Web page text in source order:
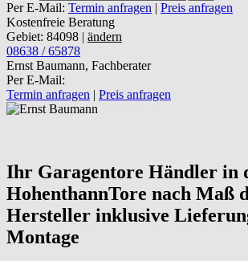
Per E-Mail: Termin anfragen | Preis anfragen
Kostenfreie Beratung
Gebiet: 84098 | ändern
08638 / 65878
Ernst Baumann, Fachberater
Per E-Mail:
Termin anfragen | Preis anfragen
Ihr Garagentore Händler in
HohenthannTore nach Maß
Hersteller inklusive
Montage